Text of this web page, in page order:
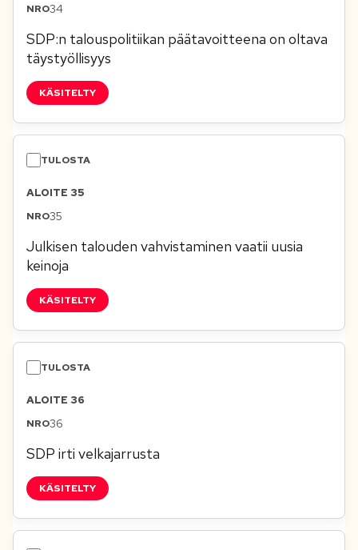
34
SDP:n talouspolitiikan päätavoitteena on oltava
täystyöllisyys
KÄSITELTY
ALOITE 35
35
Julkisen talouden vahvistaminen vaatii uusia
keinoja
KÄSITELTY
ALOITE 36
36
SDP irti velkajarrusta
KÄSITELTY